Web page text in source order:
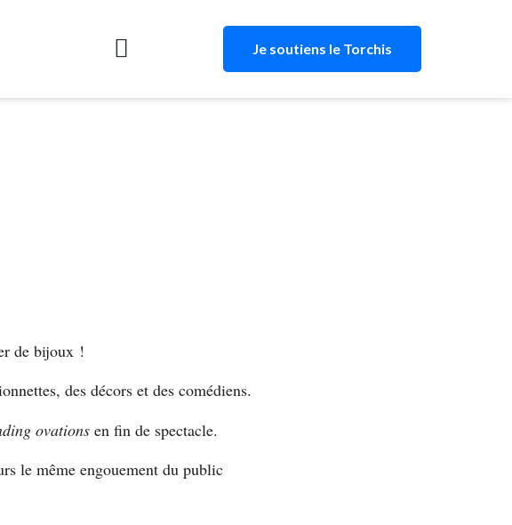
Je soutiens le Torchis
de bijoux !
des décors et des comédiens.
ovations en fin de spectacle.
le même engouement du public